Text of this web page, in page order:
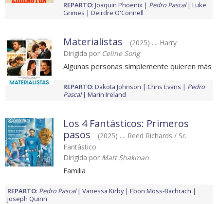
REPARTO: Joaquin Phoenix Pedro Pascal
Luke
Grimes
Deirdre O'Connell
Materialistas
(2025) .... Harry
Dirigida por Celine Song
Algunas personas simplemente quieren más
REPARTO: Dakota Johnson Chris Evans
Pedro
Pascal
Marin Ireland
Los 4 Fantásticos: Primeros
pasos
(2025) .... Reed Richards / Sr.
Fantástico
Dirigida por Matt Shakman
Familia
REPARTO: Pedro Pascal Vanessa Kirby
Ebon Moss-Bachrach
Joseph Quinn